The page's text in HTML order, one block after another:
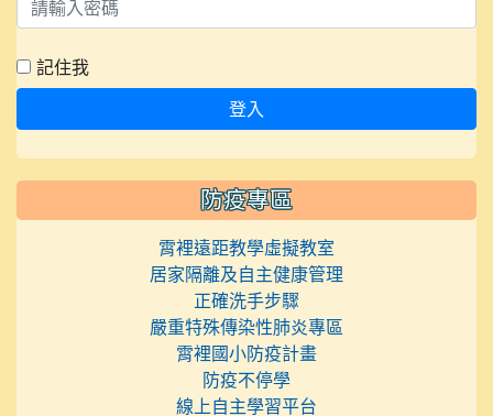
記住我
登入
防疫專區
霄裡遠距教學虛擬教室
居家隔離及自主健康管理
正確洗手步驟
嚴重特殊傳染性肺炎專區
霄裡國小防疫計畫
防疫不停學
線上自主學習平台